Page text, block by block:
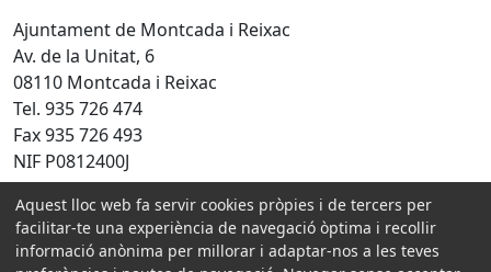
Ajuntament de Montcada i Reixac
Av. de la Unitat, 6
08110 Montcada i Reixac
Tel. 935 726 474
Fax 935 726 493
NIF P0812400J
Amb la col·laboració de:
Aquest lloc web fa servir cookies pròpies i de tercers per
facilitar-te una experiència de navegació òptima i recollir
informació anònima per millorar i adaptar-nos a les teves